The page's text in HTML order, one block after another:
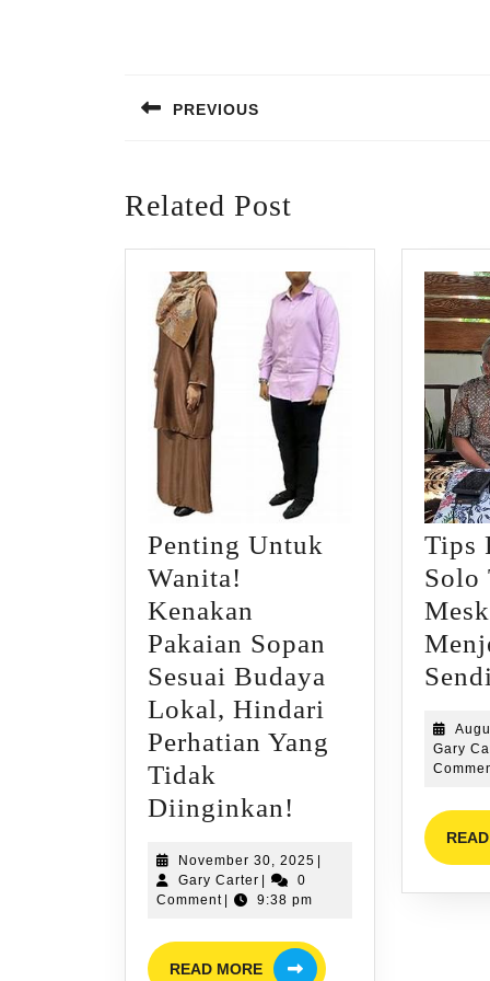
navigation
PREVIOUS
Related Post
Penting Untuk
Wanita!
Kenakan
Pakaian Sopan
Sesuai Budaya
Lokal, Hindari
Perhatian Yang
Tidak
Diinginkan!
Wanita!
Kenakan
Pakaian
Sopan
November 30, 2025 November
Gary Carter Gary
Carter
0
Comment
9:38 pm
READ MORE
READ
Tips
Solo
Gary